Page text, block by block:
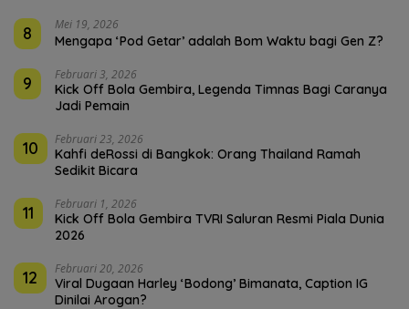
8 Mei 19, 2026
Mengapa ‘Pod Getar’ adalah Bom Waktu bagi Gen Z?
9 Februari 3, 2026
Kick Off Bola Gembira, Legenda Timnas Bagi Caranya
Jadi Pemain
10 Februari 23, 2026
Kahfi deRossi di Bangkok: Orang Thailand Ramah
Sedikit Bicara
11 Februari 1, 2026
Kick Off Bola Gembira TVRI Saluran Resmi Piala Dunia
2026
12 Februari 20, 2026
Viral Dugaan Harley ‘Bodong’ Bimanata, Caption IG
Dinilai Arogan?